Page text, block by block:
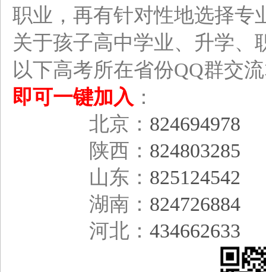
职业，再有针对性地选择专
关于孩子高中学业、升学、
以下高考所在省份QQ群交
即可一键加入 ：
北京： 824694978
陕西： 824803285
山东： 825124542
湖南： 824726884
河北： 434662633